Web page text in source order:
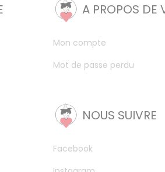
A PROPOS DE
Mon compte
Mot de passe perdu
NOUS SUIVRE
Facebook